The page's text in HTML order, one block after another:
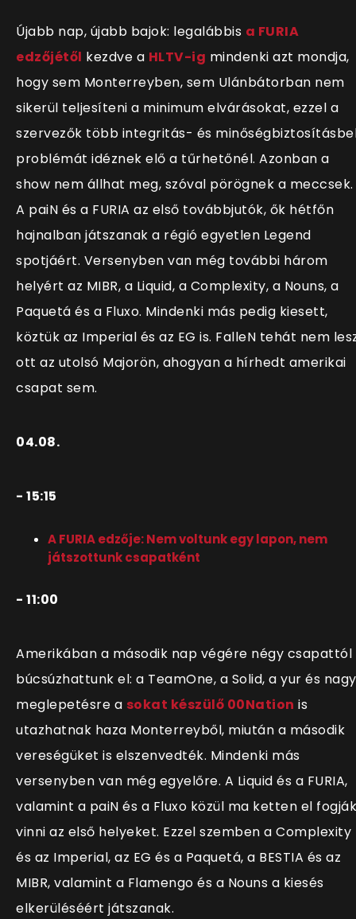
Újabb nap, újabb bajok: legalábbis a FURIA
edzőjétől kezdve a HLTV-ig mindenki azt mondja,
hogy sem Monterreyben, sem Ulánbátorban nem
sikerül teljesíteni a minimum elvárásokat, ezzel a
szervezők több integritás- és
problémát idéznek elő a tűrhetőnél. Azonban a
show nem állhat meg, szóval pörögnek a meccsek.
A paiN és a FURIA az első továbbjutók, ők hétfőn
hajnalban játszanak a régió egyetlen Legend
spotjáért. Versenyben van még további három
helyért az MIBR, a Liquid, a Complexity, a Nouns, a
Paquetá és a Fluxo. Mindenki más pedig kiesett,
köztük az Imperial és az EG is. FalleN tehát nem
ott az utolsó Majorön, ahogyan a hírhedt amerikai
csapat sem.
04.08.
- 15:15
A FURIA edzője: Nem voltunk egy lapon, nem
játszottunk csapatként
- 11:00
Amerikában a második nap végére négy csapattól
búcsúzhattunk el: a TeamOne, a Solid, a yur és nagy
meglepetésre a sokat készülő 00Nation is
utazhatnak haza Monterreyből, miután a második
vereségüket is elszenvedték. Mindenki más
versenyben van még egyelőre. A Liquid és a FURIA,
valamint a paiN és a Fluxo közül ma ketten el fogják
vinni az első helyeket. Ezzel szemben a Complexity
és az Imperial, az EG és a Paquetá, a BESTIA és az
MIBR, valamint a Flamengo és a Nouns a kiesés
elkerüléséért játszanak.